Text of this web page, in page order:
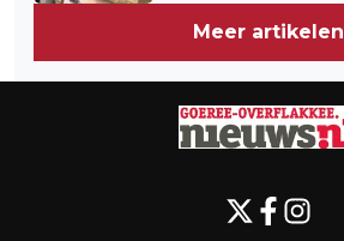
Meer artikelen